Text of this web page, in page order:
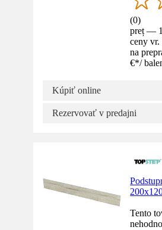
(0)
preț —
ceny
na
€*/
Kúpiť online
Rezervovať v predajni
Tento